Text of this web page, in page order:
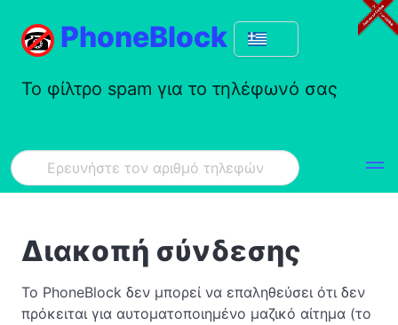
PhoneBlock
Το φίλτρο spam για το τηλέφωνό σας
Διακοπή σύνδεσης
Το PhoneBlock δεν μπορεί να επαληθεύσει ότι δεν
πρόκειται για αυτοματοποιημένο μαζικό αίτημα (το